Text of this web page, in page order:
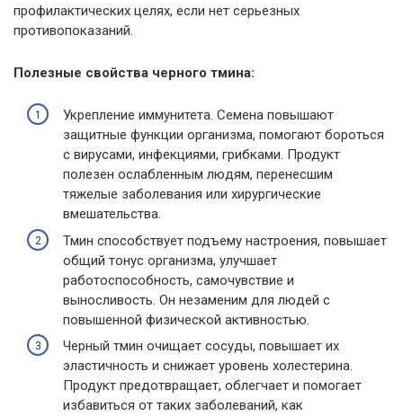
профилактических целях, если нет серьезных
противопоказаний.
Полезные свойства черного тмина:
Укрепление иммунитета. Семена повышают
защитные функции организма, помогают бороться
с вирусами, инфекциями, грибками. Продукт
полезен ослабленным людям, перенесшим
тяжелые заболевания или хирургические
вмешательства.
Тмин способствует подъему настроения, повышает
общий тонус организма, улучшает
работоспособность, самочувствие и
выносливость. Он незаменим для людей с
повышенной физической активностью.
Черный тмин очищает сосуды, повышает их
эластичность и снижает уровень холестерина.
Продукт предотвращает, облегчает и помогает
избавиться от таких заболеваний, как